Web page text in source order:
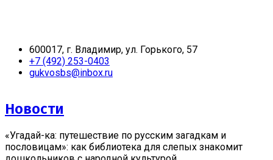
600017, г. Владимир, ул. Горького, 57
+7 (492) 253-0403
gukvosbs@inbox.ru
Новости
«Угадай-ка: путешествие по русским загадкам и
пословицам»: как библиотека для слепых знакомит